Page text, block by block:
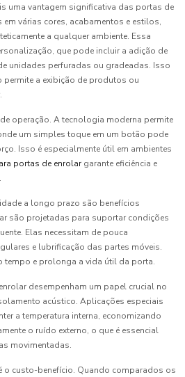
uma vantagem significativa das portas de
várias cores, acabamentos e estilos,
a qualquer ambiente. Essa
que pode incluir a adição de
unidades perfuradas ou gradeadas. Isso
permite a exibição de produtos ou
operação. A tecnologia moderna permite
um simples toque em um botão pode
Isso é especialmente útil em ambientes
portas de enrolargarante eficiência e
a longo prazo são benefícios
são projetadas para suportar condições
Elas necessitam de pouca
e lubrificação das partes móveis.
e prolonga a vida útil da porta.
desempenham um papel crucial no
acústico. Aplicações especiais
a temperatura interna, economizando
o ruído externo, o que é essencial
movimentadas.
o custo-benefício. Quando comparados os